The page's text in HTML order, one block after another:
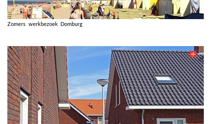
Zomers werkbezoek Domburg